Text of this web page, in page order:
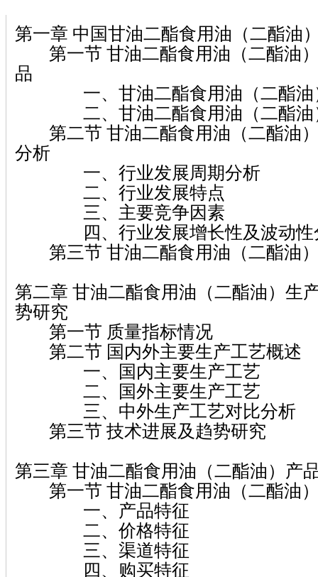
第一章 中国甘油二酯食用油（二酯油
第一节 甘油二酯食用油（二酯油
品
一、甘油二酯食用油（二酯油
二、甘油二酯食用油（二酯油
第二节 甘油二酯食用油（二酯油
分析
一、行业发展周期分析
二、行业发展特点
三、主要竞争因素
四、行业发展增长性及波动性
第三节 甘油二酯食用油（二酯油
第二章 甘油二酯食用油（二酯油）生
势研究
第一节 质量指标情况
第二节 国内外主要生产工艺概述
一、国内主要生产工艺
二、国外主要生产工艺
三、中外生产工艺对比分析
第三节 技术进展及趋势研究
第三章 甘油二酯食用油（二酯油）产
第一节 甘油二酯食用油（二酯油
一、产品特征
二、价格特征
三、渠道特征
四、购买特征